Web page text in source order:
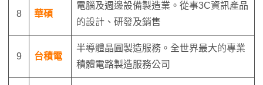
8 華碩
電腦及週邊設備製造業。從事3C資訊產品
的設計、研發及銷售
9 台積電
半導體晶圓製造服務。全世界最大的專業
積體電路製造服務公司